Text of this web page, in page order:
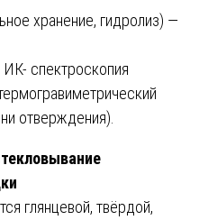
хранение, гидролиз) —
ИК- спектроскопия
отверждения).
глянцевой, твёрдой,